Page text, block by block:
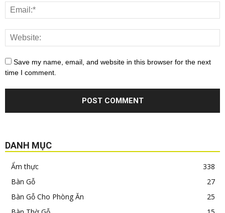
Save my name, email, and website in this browser for the next
time I comment.
DANH MỤC
Ẩm thực
338
Bàn Gỗ
27
Bàn Gỗ Cho Phòng Ăn
25